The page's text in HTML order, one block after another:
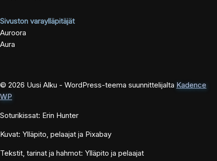
Sivuston varaylläpitäjät
Auroora
Aura
© 2026 Uusi Alku - WordPress-teema suunnittelijalta Kadence
WP
Soturikissat: Erin Hunter
Kuvat: Ylläpito, pelaajat ja Pixabay
Tekstit, tarinat ja hahmot: Ylläpito ja pelaajat